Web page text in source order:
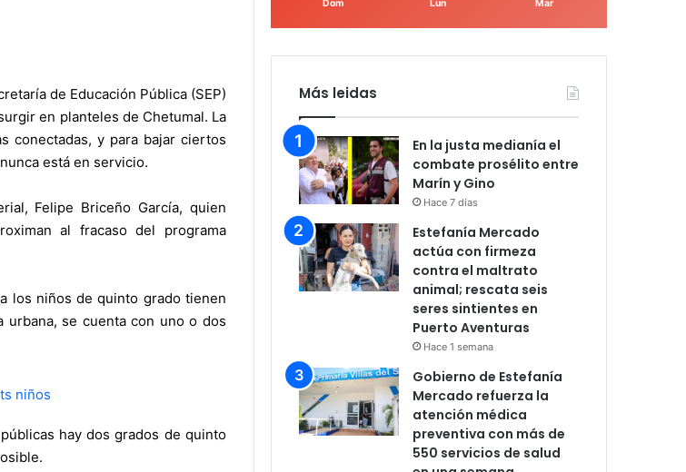
de Educación Pública (SEP)
en planteles de Chetumal. La
conectadas, y para bajar ciertos
está en servicio.
Felipe Briceño García, quien
al fracaso del programa
los niños de quinto grado tienen
urbana, se cuenta con uno o dos
hay dos grados de quinto
Dom Lun Mar
Más leidas
En la justa medianía el
combate prosélito entre
Marín y Gino
Hace 7 días
Estefanía Mercado
actúa con firmeza
contra el maltrato
animal; rescata seis
seres sintientes en
Puerto Aventuras
Hace 1 semana
Gobierno de Estefanía
Mercado refuerza la
atención médica
preventiva con más de
550 servicios de salud